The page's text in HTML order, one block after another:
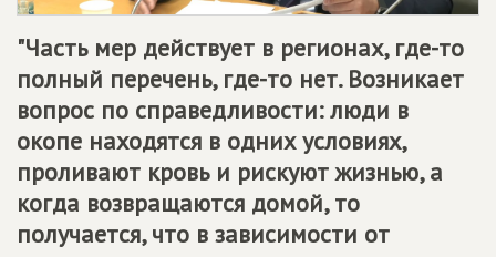
"Часть мер действует в регионах, где-то
полный перечень, где-то нет. Возникает
вопрос по справедливости: люди в
окопе находятся в одних условиях,
проливают кровь и рискуют жизнью, а
когда возвращаются домой, то
получается, что в зависимости от